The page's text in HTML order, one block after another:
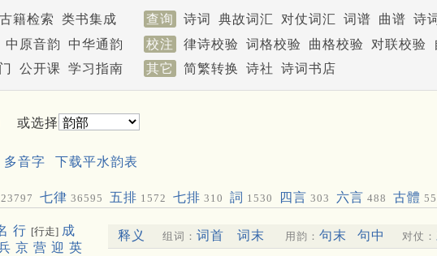
古籍检索 类书集成 查询 诗词 典故词汇 对仗词汇 词谱 曲谱 诗
中原音韵 中华通韵 校注 律诗校验 词格校验 曲格校验 对联校验
公开课 学习指南 其它 简繁转换 诗社 诗词书店
选择
多音字 下载平水韵表
23797 七律 36595 五排 1572 七排 310 詞 1530 四言 303 六言 488 古體
行 [行走] 成
京 营 迎 英
释义 组词： 词首 词末 用韵： 句末 句中 对仗：